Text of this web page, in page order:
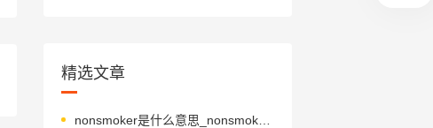
精选文章
nonsmoker是什么意思_nonsmoker怎么读_音标ˌnɒn'sməʊkə